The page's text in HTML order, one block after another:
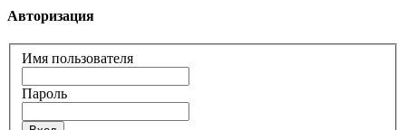
Авторизация
Имя пользователя
Пароль